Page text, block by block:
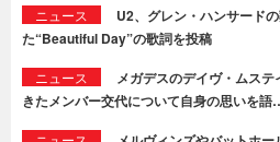
ニュース
U2、グレン・ハンサード
た“Beautiful Day”の歌詞を投稿
ニュース
メガデスのデイヴ・ムス
きたメンバー交代について自身の思いを